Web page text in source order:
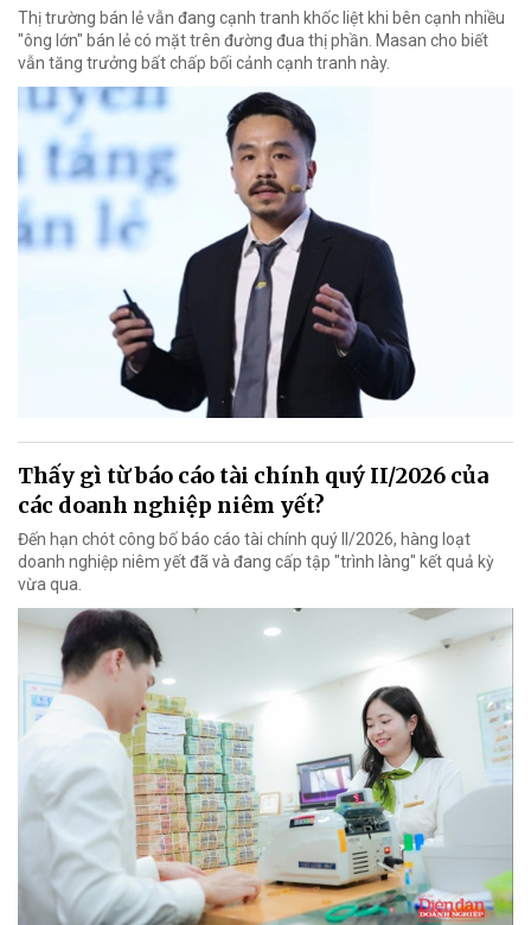
Thị trường bán lẻ vẫn đang cạnh tranh khốc liệt khi bên cạnh nhiều
"ông lớn" bán lẻ có mặt trên đường đua thị phần. Masan cho biết
vẫn tăng trưởng bất chấp bối cảnh cạnh tranh này.
Thấy gì từ báo cáo tài chính quý II/2026 của
các doanh nghiệp niêm yết?
Đến hạn chót công bố báo cáo tài chính quý II/2026, hàng loạt
doanh nghiệp niêm yết đã và đang cấp tập "trình làng" kết quả kỳ
vừa qua.